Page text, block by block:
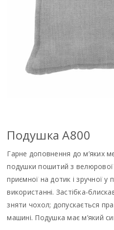
Подушка A800
Гарне доповнення до м’яких
подушки пошитий з велюрової
приємної на дотик і зручної у
використанні. Застібка-
зняти чохол; допускається
машині. Подушка має м’який